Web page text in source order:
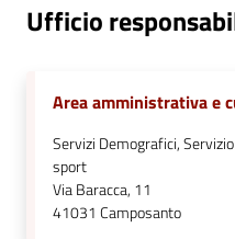
Ufficio
Area amministrativa e
Servizi Demografici,
sport
Via Baracca, 11
41031 Camposanto